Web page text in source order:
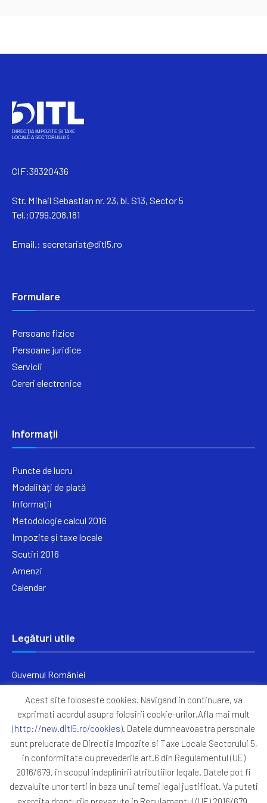
CIF:38320436
Str. Mihail Sebastian nr. 23, bl. S13, Sector 5
Tel.:0799.208.181
Email.: secretariat@ditl5.ro
Formulare
Persoane fizice
Persoane juridice
Servicii
Cereri electronice
Informații
Puncte de lucru
Modalități de plată
Informații
Metodologie calcul 2016
Impozite și taxe locale
Scutiri 2016
Amenzi
Calendar
Legături utile
Guvernul României
Primăria Sectorul 5
ANAF
Protocoale
GDPR
Harta Site
Acest site foloseste cookies. Navigand in continuare, va
exprimati acordul asupra folosirii cookie-urilor.Afla mai mult
(http://new.ditl5.ro/cookies). Datele dumneavoastra personale
sunt prelucrate de Directia Impozite si Taxe Locale Sectorului 5,
in conformitate cu prevederile art.6 din Regulamentul (UE)
2016/679, in scopul indeplinirii atributiilor legale. Datele pot fi
dezvaluite unor terti in baza unui temei legal justificat. Va puteti